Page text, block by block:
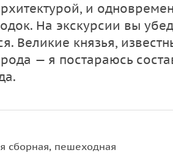
и
На экскурсии вы
Великие князья,
— я постараюсь
сборная, пешеходная